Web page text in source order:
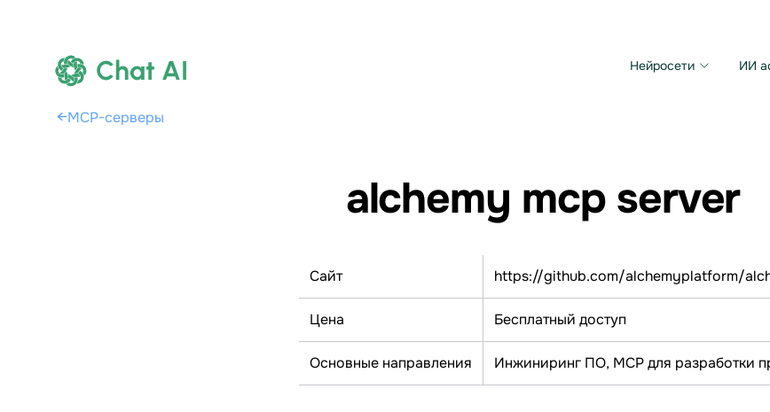
Chat AI Нейросети ИИ
←MCP-серверы
alchemy mcp server
Сайт https://github.com/alchemyplatform/
Цена Бесплатный доступ
Основные направления Инжиниринг ПО, МСР для разработки